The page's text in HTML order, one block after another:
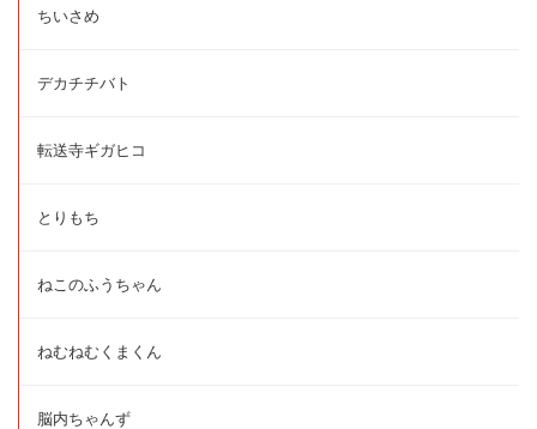
ちいさめ
デカチチバト
転送寺ギガヒコ
とりもち
ねこのふうちゃん
ねむねむくまくん
脳内ちゃんず